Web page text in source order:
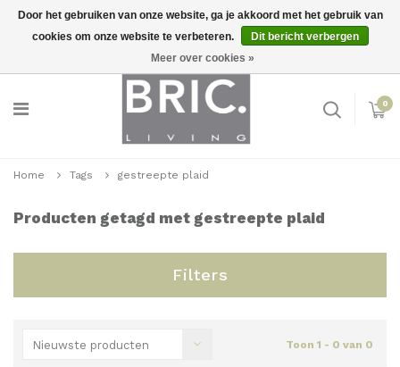
Inloggen
0
Home Tags gestreepte plaid
Producten getagd met gestreepte plaid
Filters
Nieuwste producten Toon 1 - 0 van 0
Door het gebruiken van onze website, ga je akkoord met het gebruik van
cookies om onze website te verbeteren.
Dit bericht verbergen
Meer over cookies »